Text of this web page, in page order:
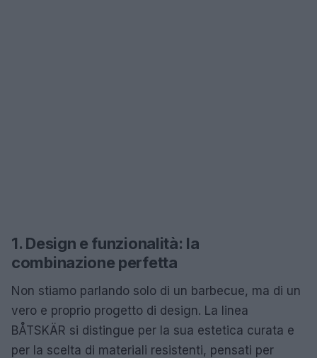
1. Design e funzionalità: la
combinazione perfetta
Non stiamo parlando solo di un barbecue, ma di un
vero e proprio progetto di design. La linea
BÅTSKÄR si distingue per la sua estetica curata e
per la scelta di materiali resistenti, pensati per